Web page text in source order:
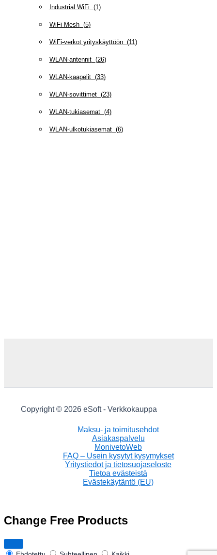
Industrial WiFi (1 )
WiFi Mesh(5)
WiFi-verkot yrityskäyttöön(11 )
WLAN-antennit(26)
WLAN-kaapelit(33)
WLAN-sovittimet(23)
WLAN-tukiasemat(4)
WLAN-ulkotukiasemat(6)
Copyright © 2026 eSoft - Verkkokauppa
Maksu- ja toimitusehdot
Asiakaspalvelu
MonivetoWeb
FAQ – Usein kysytyt kysymykset
Yritystiedot ja tietosuojaseloste
Tietoa evästeistä
Evästekäytäntö (EU)
Change Free Products